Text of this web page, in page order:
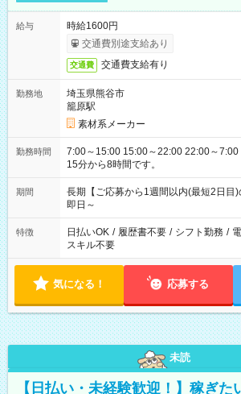
給与
時給1600円
交通費別途支給あり
交通費 交通費支給有り
勤務地
埼玉県熊谷市
籠原駅
素材系メーカー
勤務時間
7:00～15:00 15:00～22:00 22:00～7:00 ※表記のうち実働6時間
15分から8時間です。
期間
長期【ご応募から1週間以内(最短2日目)
即日～
特徴 日払いOK / 履歴書不要 / シフト勤務 /
スキル不要
気になる！ 応募する
未読
【日払い・未経験歓迎！】稼ぎた